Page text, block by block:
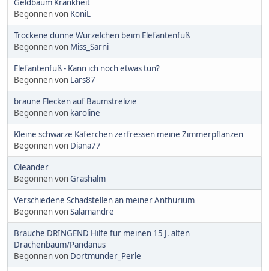
Begonnen von KoniL
Trockene dünne Wurzelchen beim Elefantenfuß
Begonnen von Miss_Sarni
Elefantenfuß - Kann ich noch etwas tun?
Begonnen von Lars87
braune Flecken auf Baumstrelizie
Begonnen von karoline
Kleine schwarze Käferchen zerfressen meine Zimmerpflanzen
Begonnen von Diana77
Oleander
Begonnen vonGrashalm
Verschiedene Schadstellen an meiner Anthurium
Begonnen vonSalamandre
Brauche DRINGEND Hilfe für meinen 15 J. alten
Drachenbaum/Pandanus
Begonnen von Dortmunder_Perle